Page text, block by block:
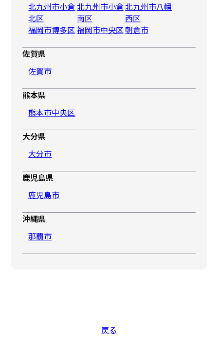
北九州市小倉
北区
北九州市小倉
南区
北九州市八幡
西区
福岡市博多区福岡市中央区朝倉市
佐賀県
佐賀市
熊本県
熊本市中央区
大分県
大分市
鹿児島県
鹿児島市
沖縄県
那覇市
戻る